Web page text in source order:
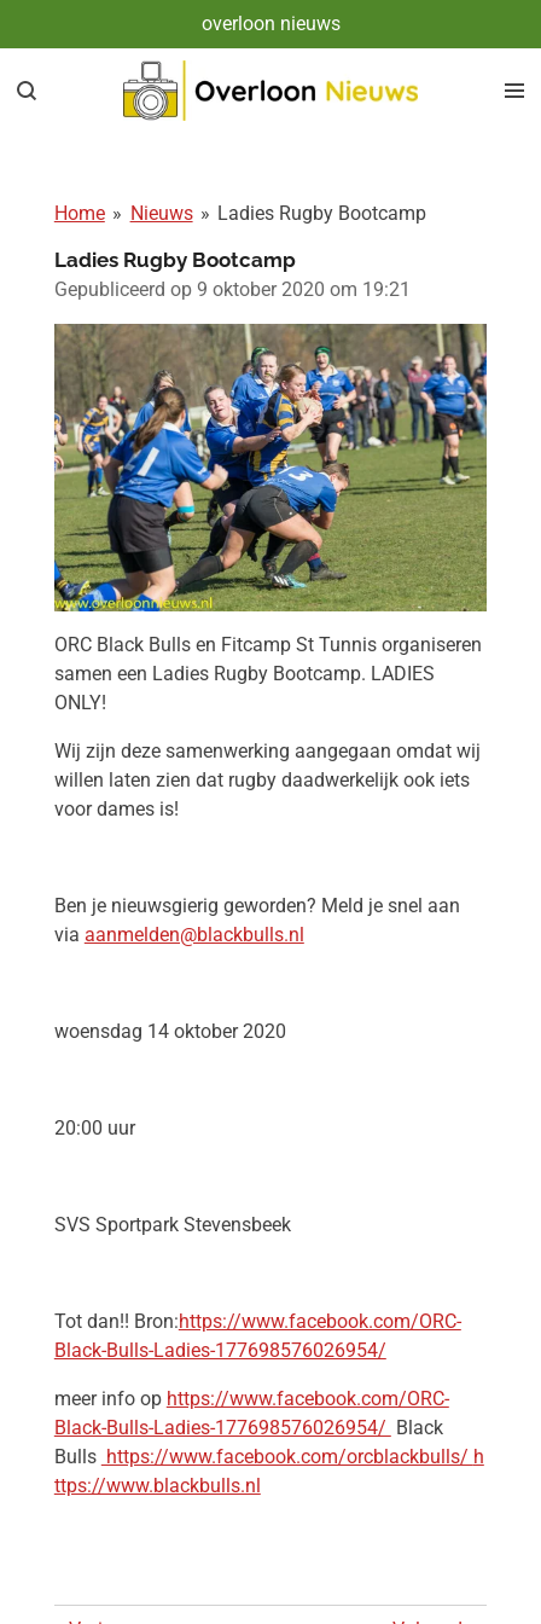
direct
naar
overloon nieuws
Home » Nieuws » Ladies Rugby Bootcamp
Ladies Rugby Bootcamp
Gepubliceerd op 9 oktober 2020 om 19:21
ORC Black Bulls en Fitcamp St Tunnis organiseren
samen een Ladies Rugby Bootcamp. LADIES
ONLY!
Wij zijn deze samenwerking aangegaan omdat wij
willen laten zien dat rugby daadwerkelijk ook iets
voor dames is!
Ben je nieuwsgierig geworden? Meld je snel aan
via aanmelden@blackbulls.nl
woensdag 14 oktober 2020
20:00 uur
SVS Sportpark Stevensbeek
Tot dan!! Bron:https://www.facebook.com/ORC-
Black-Bulls-Ladies-177698576026954/
meer info op https://www.facebook.com/ORC-
Black-Bulls-Ladies-177698576026954/ Black
Bulls https://www.facebook.com/orcblackbulls/ h
ttps://www.blackbulls.nl